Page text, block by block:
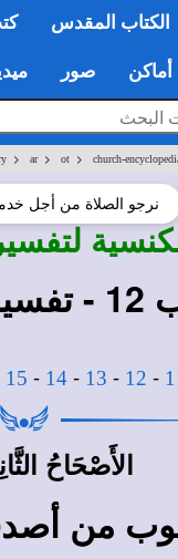
الكتاب المقدس
أماكن صور
> ar> ot > church-
نرجو الصلاة من أجل
-
12
-
13
-
14
-
15
الأَصْحَاحُ
من